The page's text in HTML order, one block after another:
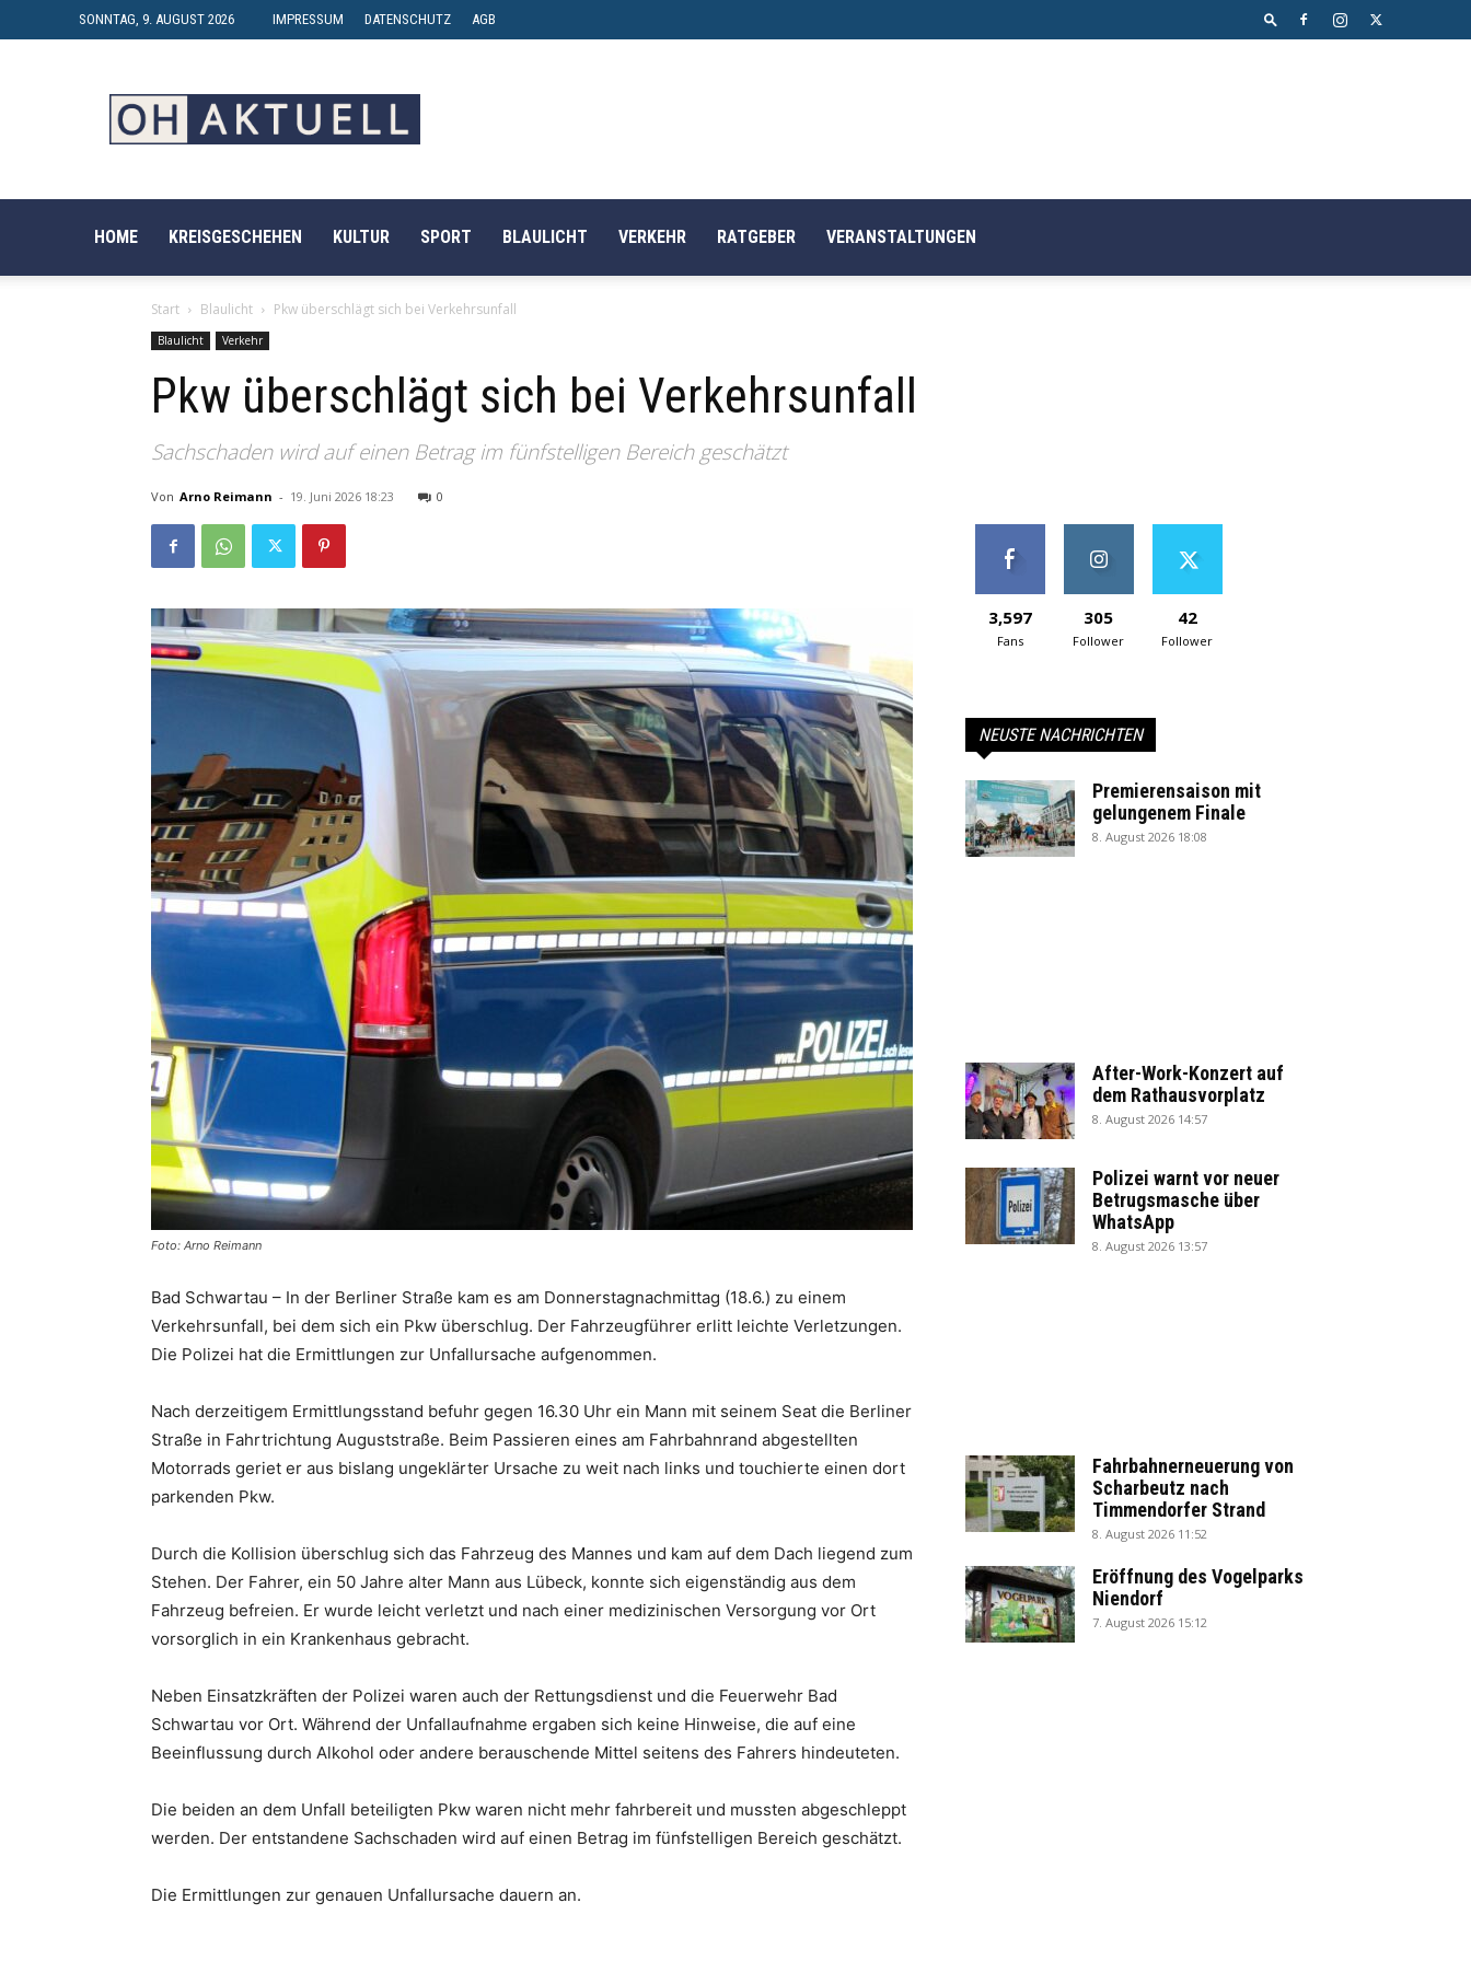
SONNTAG, 9. AUGUST 2026 IMPRESSUM DATENSCHUTZ AGB
AKTUELL
HOME KREISGESCHEHEN KULTUR SPORT BLAULICHT VERKEHR RATGEBER VERANSTALTUNGEN
Start Blaulicht Pkw überschlägt sich bei Verkehrsunfall
Blaulicht Verkehr
Pkw überschlägt sich bei Verkehrsunfall
Sachschaden wird auf einen Betrag im fünfstelligen Bereich geschätzt
Von Arno Reimann - 19. Juni 2026 18:23 0
Foto: Arno Reimann
Bad Schwartau – In der Berliner Straße kam es am Donnerstagnachmittag (18.6.) zu einem
Verkehrsunfall, bei dem sich ein Pkw überschlug. Der Fahrzeugführer erlitt leichte Verletzungen.
Die Polizei hat die Ermittlungen zur Unfallursache aufgenommen.
Nach derzeitigem Ermittlungsstand befuhr gegen 16.30 Uhr ein Mann mit seinem Seat die Berliner
Straße in Fahrtrichtung Auguststraße. Beim Passieren eines am Fahrbahnrand abgestellten
Motorrads geriet er aus bislang ungeklärter Ursache zu weit nach links und touchierte einen dort
parkenden Pkw.
Durch die Kollision überschlug sich das Fahrzeug des Mannes und kam auf dem Dach liegend zum
Stehen. Der Fahrer, ein 50 Jahre alter Mann aus Lübeck, konnte sich eigenständig aus dem
Fahrzeug befreien. Er wurde leicht verletzt und nach einer medizinischen Versorgung vor Ort
vorsorglich in ein Krankenhaus gebracht.
Neben Einsatzkräften der Polizei waren auch der Rettungsdienst und die Feuerwehr Bad
Schwartau vor Ort. Während der Unfallaufnahme ergaben sich keine Hinweise, die auf eine
Beeinflussung durch Alkohol oder andere berauschende Mittel seitens des Fahrers hindeuteten.
Die beiden an dem Unfall beteiligten Pkw waren nicht mehr fahrbereit und mussten abgeschleppt
werden. Der entstandene Sachschaden wird auf einen Betrag im fünfstelligen Bereich geschätzt.
Die Ermittlungen zur genauen Unfallursache dauern an.
3,597
Fans
305
Follower
42
Follower
NEUSTE NACHRICHTEN
Premierensaison mit
gelungenem Finale
8. August 2026 18:08
After-Work-Konzert auf
dem Rathausvorplatz
8. August 2026 14:57
Polizei warnt vor neuer
Betrugsmasche über
WhatsApp
8. August 2026 13:57
Fahrbahnerneuerung von
Scharbeutz nach
Timmendorfer Strand
8. August 2026 11:52
Eröffnung des Vogelparks
Niendorf
7. August 2026 15:12